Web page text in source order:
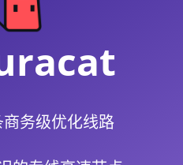
务级优化线路